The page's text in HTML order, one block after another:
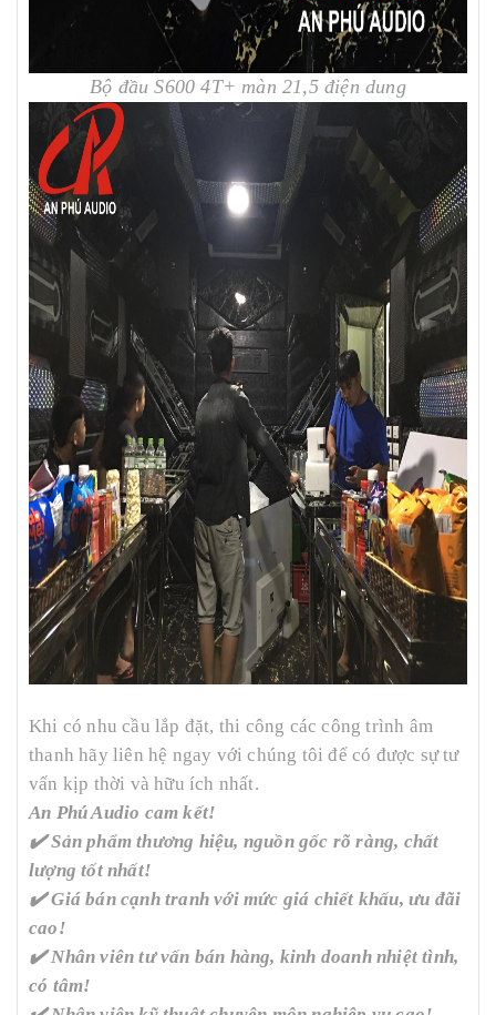
Bộ đầu S600 4T+ màn 21,5 điện dung
Khi có nhu cầu lắp đặt, thi công các công trình âm
thanh hãy liên hệ ngay với chúng tôi để có được sự tư
vấn kịp thời và hữu ích nhất.
An Phú Audio cam kết!
✔️ Sản phẩm thương hiệu, nguồn gốc rõ ràng, chất
lượng tốt nhất!
✔️ Giá bán cạnh tranh với mức giá chiết khấu, ưu đãi
cao!
✔️ Nhân viên tư vấn bán hàng, kinh doanh nhiệt tình,
có tâm!